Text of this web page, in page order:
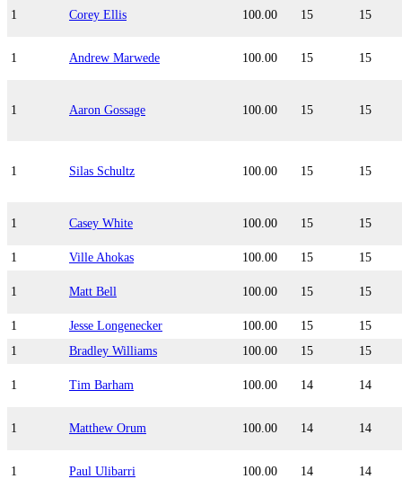
1 Corey Ellis 100.00 15 15
1 Andrew Marwede 100.00 15 15
1 Aaron Gossage 100.00 15 15
1 Silas Schultz 100.00 15 15
1 Casey White 100.00 15 15
1 Ville Ahokas 100.00 15 15
1 Matt Bell 100.00 15 15
1 Jesse Longenecker 100.00 15
15
1
Bradley Williams 100.00 15 15
1 Tim Barham 100.00 14 14
1 Matthew Orum 100.00 14 14
1 Paul Ulibarri 100.00 14 14